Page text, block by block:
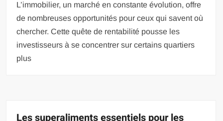
L’immobilier, un marché en constante évolution, offre
de nombreuses opportunités pour ceux qui savent où
chercher. Cette quête de rentabilité pousse les
investisseurs à se concentrer sur certains quartiers
plus
Les superaliments essentiels pour les